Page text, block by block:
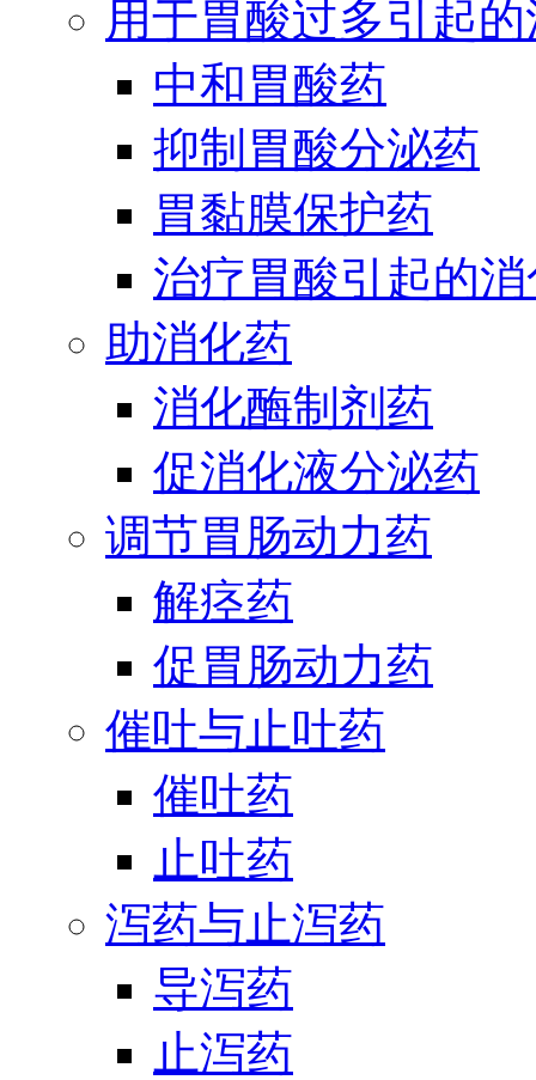
用于胃酸过多引起
中和胃酸药
抑制胃酸分泌药
胃黏膜保护药
治疗胃酸引起的
助消化药
消化酶制剂药
促消化液分泌药
调节胃肠动力药
解痉药
促胃肠动力药
催吐与止吐药
催吐药
止吐药
泻药与止泻药
导泻药
止泻药